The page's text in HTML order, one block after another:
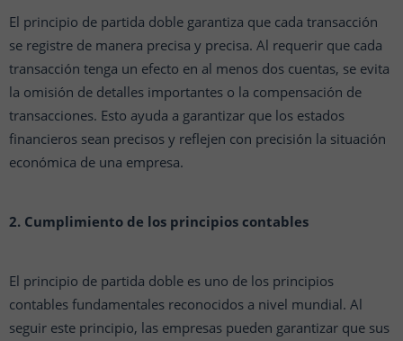
El principio de partida doble garantiza que cada transacción
se registre de manera precisa y precisa. Al requerir que cada
transacción tenga un efecto en al menos dos cuentas, se evita
la omisión de detalles importantes o la compensación de
transacciones. Esto ayuda a garantizar que los estados
financieros sean precisos y reflejen con precisión la situación
económica de una empresa.
2. Cumplimiento de los principios contables
El principio de partida doble es uno de los principios
contables fundamentales reconocidos a nivel mundial. Al
seguir este principio, las empresas pueden garantizar que sus